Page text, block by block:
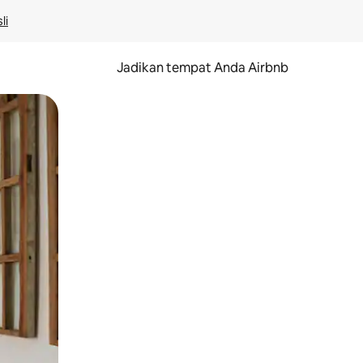
Jadikan tempat Anda Airbnb
menggeser.